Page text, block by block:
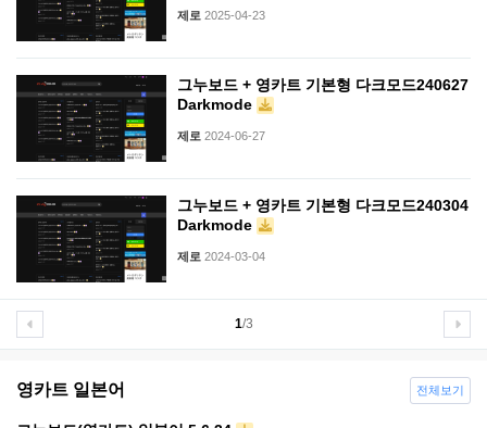
제로 2025-04-23
그누보드 + 영카트 기본형 다크모드240627
Darkmode
제로 2024-06-27
그누보드 + 영카트 기본형 다크모드240304
Darkmode
제로 2024-03-04
1/3
영카트 일본어 전체보기